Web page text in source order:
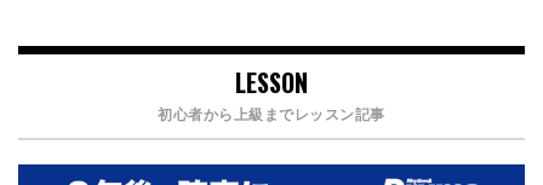
LESSON
初心者から上級までレッスン記事